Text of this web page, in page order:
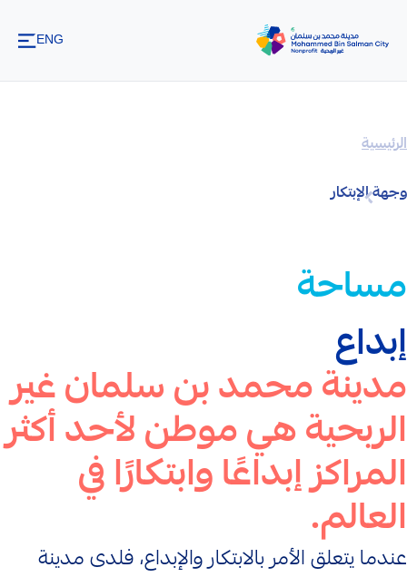
ENG
الرئيسية
وجهة الإبتكار
مساحة
إبداع
مدينة محمد بن سلمان غير
الربحية هي موطن لأحد أكثر
المراكز إبداعًا وابتكارًا في
العالم.
عندما يتعلق الأمر بالابتكار والإبداع، فلدى مدينة